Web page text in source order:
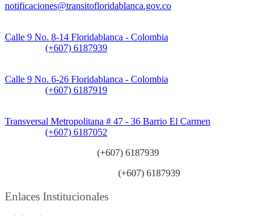
notificaciones@transitofloridablanca.gov.co
Calle 9 No. 8-14 Floridablanca - Colombia
(+607) 6187939
Calle 9 No. 6-26 Floridablanca - Colombia
(+607) 6187919
Transversal Metropolitana # 47 - 36 Barrio El Carmen
(+607) 6187052
(+607) 6187939
(+607) 6187939
Enlaces Institucionales